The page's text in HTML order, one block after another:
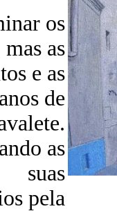
os
as
e as
de
as
suas
pela